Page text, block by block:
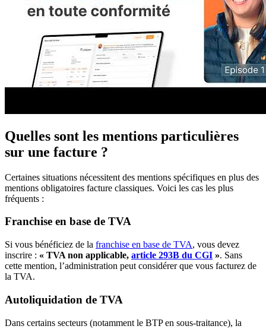
Quelles sont les mentions particulières
sur une facture ?
Certaines situations nécessitent des mentions spécifiques en plus des
mentions obligatoires facture classiques. Voici les cas les plus
fréquents :
Franchise en base de TVA
Si vous bénéficiez de la franchise en base de TVA, vous devez
inscrire : « TVA non applicable, article 293B du CGI ». Sans
cette mention, l’administration peut considérer que vous facturez de
la TVA.
Autoliquidation de TVA
Dans certains secteurs (notamment le BTP en sous-traitance), la